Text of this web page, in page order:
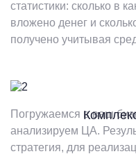
статистики: сколько в
вложено денег и
получено учитывая
Погружаемся в ваш
анализируем ЦА.
стратегия, для